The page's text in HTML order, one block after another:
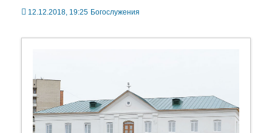
12.12.2018, 19:25 Богослужения